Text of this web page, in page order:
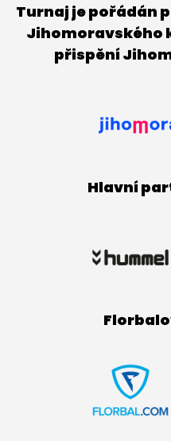
Turnaj je pořádán
Jihomoravského
přispění
Hlavní